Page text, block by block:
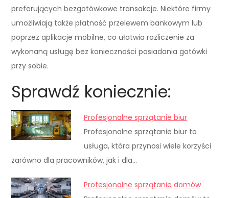
preferujących bezgotówkowe transakcje. Niektóre firmy
umożliwiają także płatność przelewem bankowym lub
poprzez aplikacje mobilne, co ułatwia rozliczenie za
wykonaną usługę bez konieczności posiadania gotówki
przy sobie.
Sprawdź koniecznie:
Profesjonalne sprzątanie biur
Profesjonalne sprzątanie biur to
usługa, która przynosi wiele korzyści
zarówno dla pracowników, jak i dla…
Profesjonalne sprzątanie domów